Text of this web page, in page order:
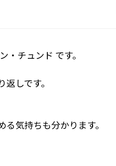
・チュンド です。
しです。
気持ちも分かります。